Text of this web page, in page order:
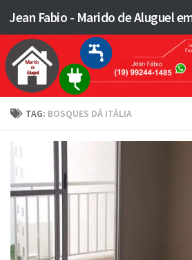
Skip to content
TAG: BOSQUES DÁ ITÁLIA